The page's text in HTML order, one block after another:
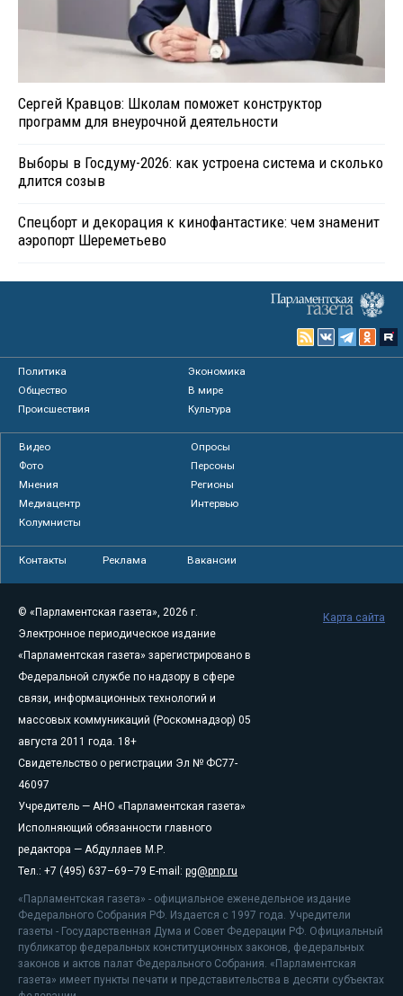
Сергей Кравцов: Школам поможет конструктор
программ для внеурочной деятельности
Выборы в Госдуму-2026: как устроена система и сколько
длится созыв
Спецборт и декорация к кинофантастике: чем знаменит
аэропорт Шереметьево
Политика
Экономика
Общество
В мире
Происшествия
Культура
Видео
Опросы
Фото
Персоны
Мнения
Регионы
Медиацентр
Интервью
Колумнисты
Контакты Реклама Вакансии
© «Парламентская газета», 2026 г.
Электронное периодическое издание
«Парламентская газета» зарегистрировано в
Федеральной службе по надзору в сфере
связи, информационных технологий и
массовых коммуникаций (Роскомнадзор) 05
августа 2011 года. 18+
Свидетельство о регистрации Эл № ФС77-
46097
Учредитель — АНО «Парламентская газета»
Исполняющий обязанности главного
редактора — Абдуллаев М.Р.
Тел.: +7 (495) 637–69–79 E-mail: pg@pnp.ru
«Парламентская газета» - официальное еженедельное издание
Федерального Собрания РФ. Издается с 1997 года. Учредители
газеты - Государственная Дума и Совет Федерации РФ. Официальный
публикатор федеральных конституционных законов, федеральных
законов и актов палат Федерального Собрания. «Парламентская
газета» имеет пункты печати и представительства в десяти субъектах
Карта сайта